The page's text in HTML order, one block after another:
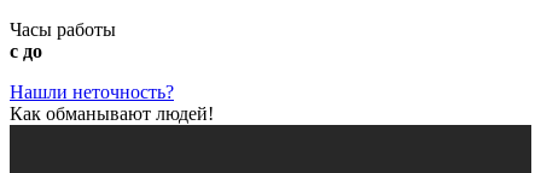
Часы работы
с до
Нашли неточность?
Как обманывают людей!